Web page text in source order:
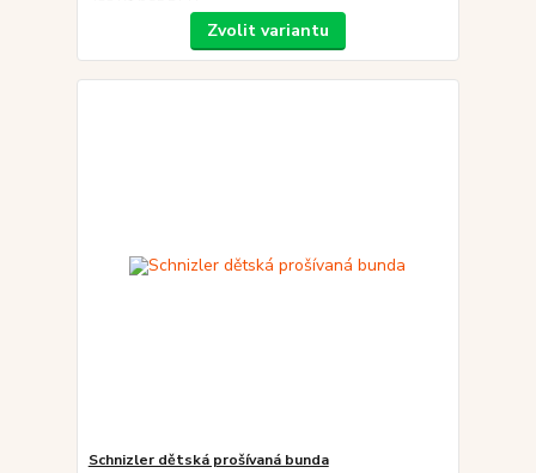
Zvolit variantu
Schnizler dětská prošívaná bunda